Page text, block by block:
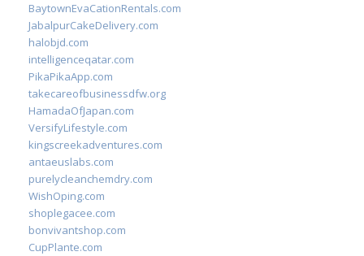
BaytownEvaCationRentals.com
JabalpurCakeDelivery.com
halobjd.com
intelligenceqatar.com
PikaPikaApp.com
takecareofbusinessdfw.org
HamadaOfJapan.com
VersifyLifestyle.com
kingscreekadventures.com
antaeuslabs.com
purelycleanchemdry.com
WishOping.com
shoplegacee.com
bonvivantshop.com
CupPlante.com